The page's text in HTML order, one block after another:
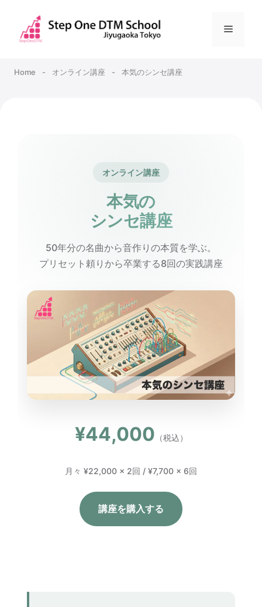
メ
Home - オンライン講座 - 本気のシンセ講座
オンライン講座
本気の
シンセ講座
50年分の名曲から音作りの本質を学ぶ。
プリセット頼りから卒業する8回の実践講座
¥44,000 （税込）
月々 ¥22,000 × 2回 / ¥7,700 × 6回
講座を購入する